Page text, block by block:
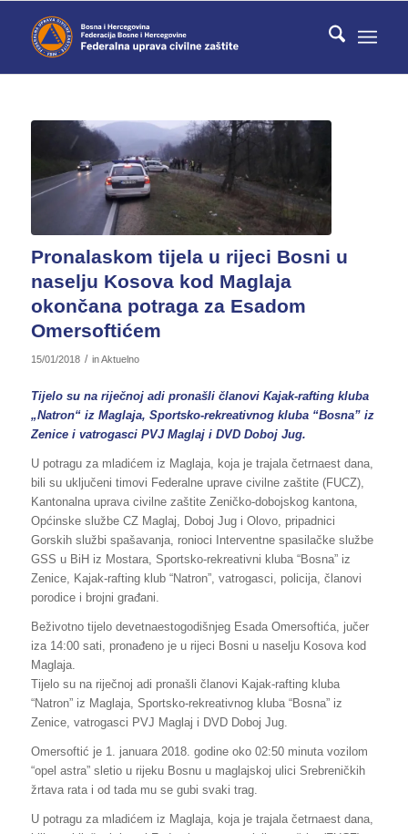
Pronalaskom tijela u rijeci Bosni u
naselju Kosova kod Maglaja
okončana potraga za Esadom
Omersoftićem
15/01/2018 / inAktuelno
Tijelo su na riječnoj adi pronašli članovi Kajak-rafting kluba
„Natron“ iz Maglaja, Sportsko-rekreativnog kluba “Bosna” iz
Zenice i vatrogasci PVJ Maglaj i DVD Doboj Jug.
U potragu za mladićem iz Maglaja, koja je trajala četrnaest dana,
bili su uključeni timovi Federalne uprave civilne zaštite (FUCZ),
Kantonalna uprava civilne zaštite Zeničko-dobojskog kantona,
Općinske službe CZ Maglaj, Doboj Jug i Olovo, pripadnici
Gorskih službi spašavanja, ronioci Interventne spasilačke službe
GSS u BiH iz Mostara, Sportsko-rekreativni kluba “Bosna” iz
Zenice, Kajak-rafting klub “Natron”, vatrogasci, policija, članovi
porodice i brojni građani.
Beživotno tijelo devetnaestogodišnjeg Esada Omersoftića, jučer
iza 14:00 sati, pronađeno je u rijeci Bosni u naselju Kosova kod
Maglaja.
Tijelo su na riječnoj adi pronašli članovi Kajak-rafting kluba
“Natron” iz Maglaja, Sportsko-rekreativnog kluba “Bosna” iz
Zenice, vatrogasci PVJ Maglaj i DVD Doboj Jug.
Omersoftić je 1. januara 2018. godine oko 02:50 minuta vozilom
“opel astra” sletio u rijeku Bosnu u maglajskoj ulici Srebreničkih
žrtava rata i od tada mu se gubi svaki trag.
U potragu za mladićem iz Maglaja, koja je trajala četrnaest dana,